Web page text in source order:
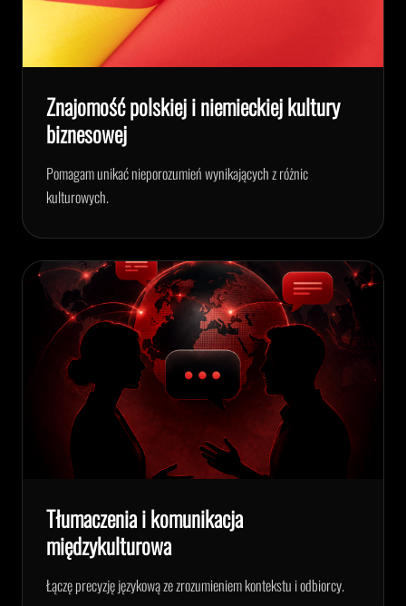
Znajomość polskiej i niemieckiej kultury
biznesowej
Pomagam unikać nieporozumień wynikających z różnic
kulturowych.
Tłumaczenia i komunikacja
międzykulturowa
Łączę precyzję językową ze zrozumieniem kontekstu i odbiorcy.